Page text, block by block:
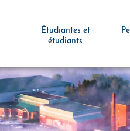
Étudiantes et
étudiants